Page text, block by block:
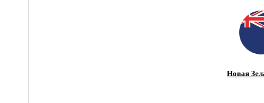
Новая